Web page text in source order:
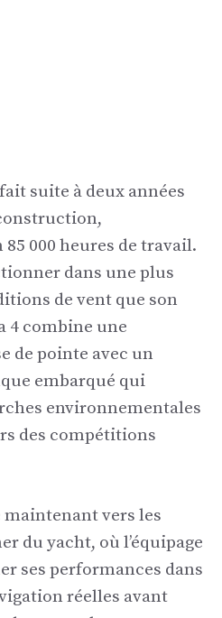
suite à deux années
000 heures de travail.
dans une plus
de vent que son
4 combine une
de pointe avec un
embarqué qui
environnementales
des compétitions
maintenant vers les
du yacht, où l’équipage
ses performances dans
réelles avant